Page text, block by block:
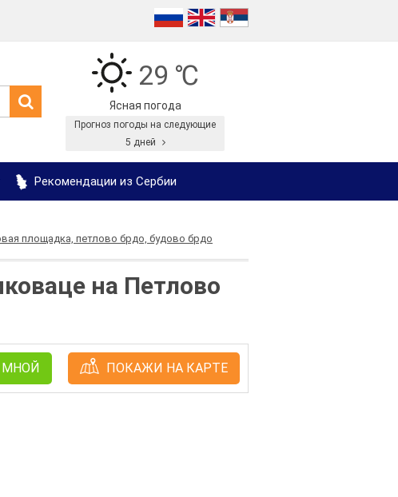
29 ℃
Ясная погода
Прогноз погоды на следующие
5 дней
Рекомендации из Сербии
площадка, петлово брдо, будово брдо
на Петлово
МНОЙ ПОКАЖИ НА КАРТЕ